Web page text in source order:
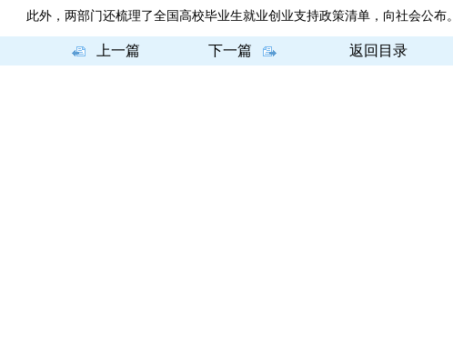
此外，两部门还梳理了全国高校毕业生就业创业支持政策清单，向社会公布。
上一篇 下一篇 返回目录